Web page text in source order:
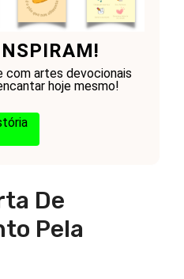
com artes devocionais
hoje mesmo!
De
Pela